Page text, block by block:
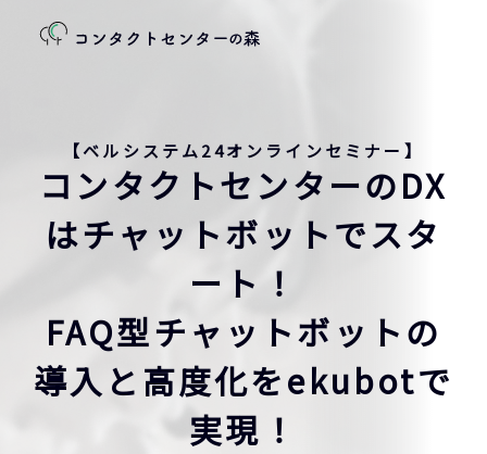
【ベルシステム24オンラインセミナー】
コンタクトセンターのDX
はチャットボットでスタ
ート！
FAQ型チャットボットの
導入と高度化をekubotで
実現！